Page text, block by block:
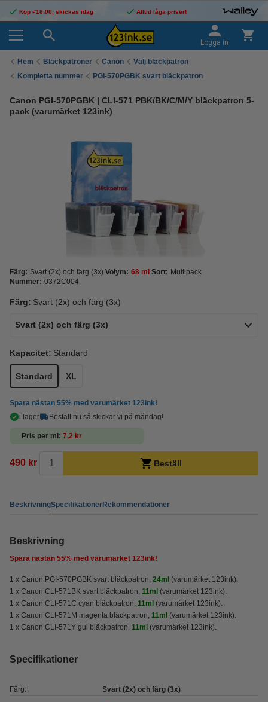
Köp <16:00, skickas idag Alltid låga priser!
Logga in
Hem Bläckpatroner Canon
Välj bläckpatron
Kompletta nummer
PGI-570PGBK svart bläckpatron
Canon PGI-570PGBK | CLI-571 PBK/BK/C/M/Y bläckpatron 5-
pack (varumärket 123ink)
Färg: Svart (2x) och färg (3x) Volym: 68 ml Sort: Multipack
Nummer: 0372C004
Färg: Svart (2x) och färg (3x)
Svart (2x) och färg (3x)
Kapacitet: Standard
Standard XL
Spara nästan 55% med varumärket 123ink!
i lager
Beställ nu så skickar vi på måndag!
Pris per ml 7,2 kr
490 kr Beställ
BeskrivningSpecifikationerRekommendationer
Beskrivning
Spara nästan 55% med varumärket 123ink!
1 x Canon PGI-570PGBK svart bläckpatron, 24ml (varumärket 123ink).
1 x Canon CLI-571BK svart bläckpatron, 11ml (varumärket 123ink).
1 x Canon CLI-571C cyan bläckpatron, 11ml (varumärket 123ink).
1 x Canon CLI-571M magenta bläckpatron, 11ml (varumärket 123ink).
1 x Canon CLI-571Y gul bläckpatron, 11ml (varumärket 123ink).
Specifikationer
Färg: Svart (2x) och färg (3x)